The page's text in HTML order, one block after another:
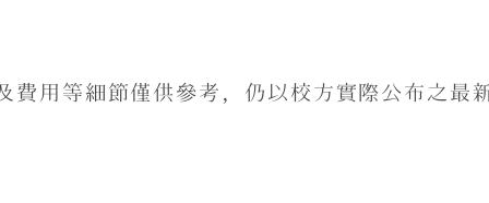
費用等細節僅供參考，仍以校方實際公布之最